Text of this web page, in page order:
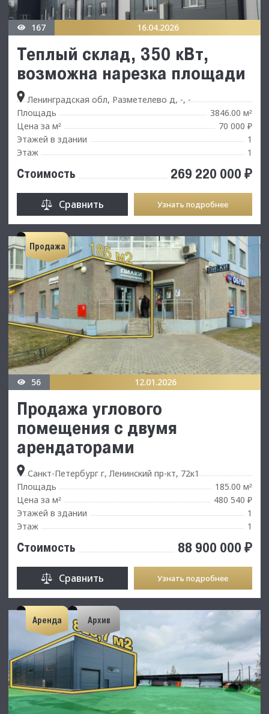
167 16.04.2026
Теплый склад, 350 кВт,
возможна нарезка площади
Ленинградская обл, Разметелево д, -, -
Площадь
3846.00 м²
Цена за м²
70 000 ₽
Этажей в здании
1
Этаж
1
Стоимость 269 220 000 ₽
Сравнить Узнать подробнее
Продажа
56 12.01.2026
Продажа углового
помещения с двумя
арендаторами
Санкт-Петербург г, Ленинский пр-кт, 72к1
Площадь
185.00 м²
Цена за м²
480 540 ₽
Этажей в здании
1
Этаж
1
Стоимость 88 900 000 ₽
Сравнить Узнать подробнее
Аренда Архив